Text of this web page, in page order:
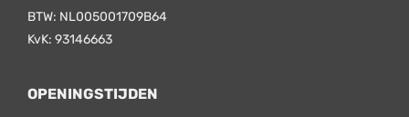
BTW: NL005001709B64
KvK: 93146663
OPENINGSTIJDEN